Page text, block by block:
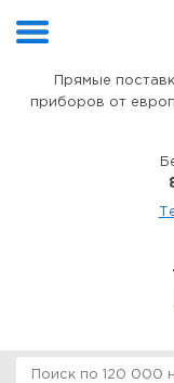
Прямые
приборов от